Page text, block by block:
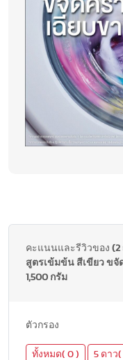
คะแนนและรีวิวของ (2
สูตรเข้มข้น สีเขียว ขจั
1,500 กรัม
ตัวกรอง
ทั้งหมด( 0 ) 5 ดาว(